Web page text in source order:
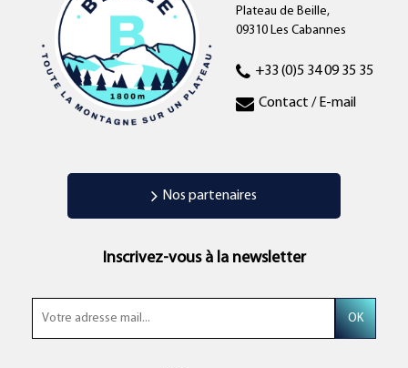
Plateau de Beille,
09310 Les Cabannes
+33 (0)5 34 09 35 35
Contact / E-mail
Nos partenaires
Inscrivez-vous à la newsletter